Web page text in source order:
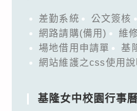
差勤系統 公文簽核
網路請購(備用)
維
場地借用申請單
基
網站維護之css使用說
基隆女中校園行事曆